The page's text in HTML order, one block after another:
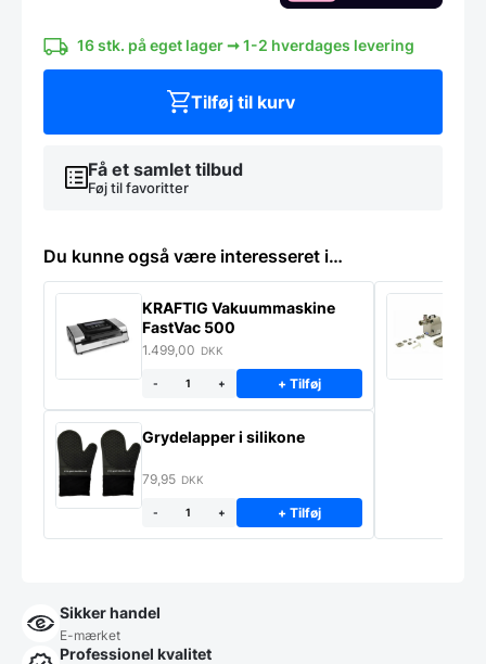
16 stk. på eget lager ➞ 1-2 hverdages levering
Få et samlet tilbud
Føj til favoritter
Tilføj til kurv
Du kunne også være interesseret i…
KRAFTIG Vakuummaskine
FastVac 500
1.499,00 DKK
- + + Tilføj
Grydelapper i silikone
79,95 DKK
- + + Tilføj
Sikker handel
E-mærket
Professionel kvalitet